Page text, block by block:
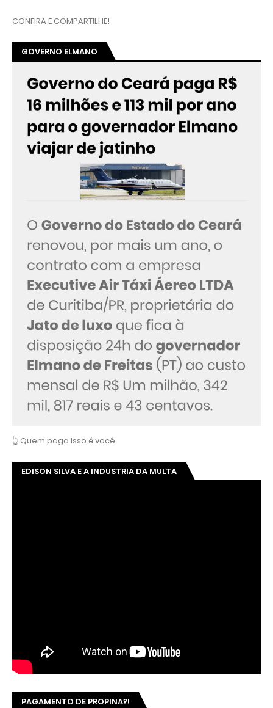
CONFIRA E COMPARTILHE!
GOVERNO ELMANO
👆 Quem paga isso é você
EDISON SILVA E A INDUSTRIA DA MULTA
PAGAMENTO DE PROPINA?!